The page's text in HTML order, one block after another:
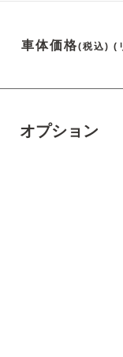
車体価格(税込)
オプション